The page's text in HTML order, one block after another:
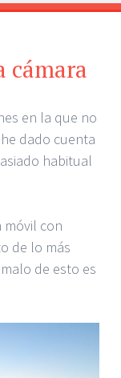
cámara
en la que no
dado cuenta
habitual
con
de lo más
de esto es